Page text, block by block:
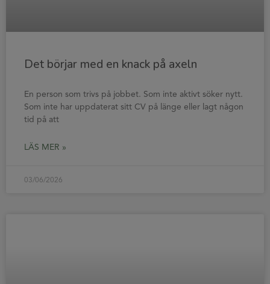
Det börjar med en knack på axeln
En person som trivs på jobbet. Som inte aktivt söker nytt.
Som inte har uppdaterat sitt CV på länge eller lagt någon
tid på att
LÄS MER »
03/06/2026